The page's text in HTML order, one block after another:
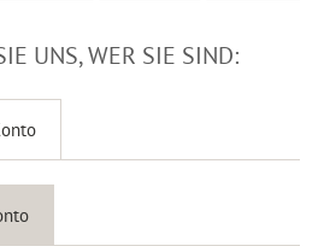
UNS, WER SIE SIND: